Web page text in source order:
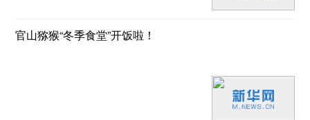
官山猕猴“冬季食堂”开饭啦！